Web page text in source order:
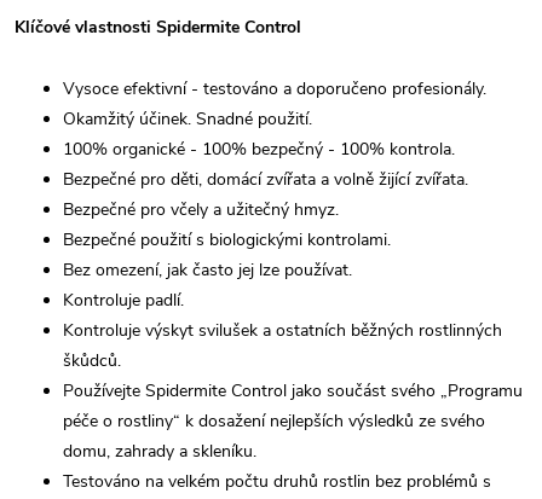
Klíčové vlastnosti Spidermite Control
Vysoce efektivní - testováno a doporučeno profesionály.
Okamžitý účinek. Snadné použití.
100% organické - 100% bezpečný - 100% kontrola.
Bezpečné pro děti, domácí zvířata a volně žijící zvířata.
Bezpečné pro včely a užitečný hmyz.
Bezpečné použití s ​​biologickými kontrolami.
Bez omezení, jak často jej lze používat.
Kontroluje padlí.
Kontroluje výskyt svilušek a ostatních běžných rostlinných
škůdců.
Používejte Spidermite Control jako součást svého „Programu
péče o rostliny“ k dosažení nejlepších výsledků ze svého
domu, zahrady a skleníku.
Testováno na velkém počtu druhů rostlin bez problémů s